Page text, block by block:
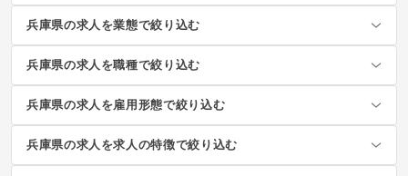
兵庫県の求人を業態で絞り込む
兵庫県の求人を職種で絞り込む
兵庫県の求人を雇用形態で絞り込む
兵庫県の求人を求人の特徴で絞り込む